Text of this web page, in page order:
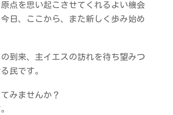
点を思い起こさせてくれるよい機会
日、ここから、また新しく歩み始め
到来、主イエスの訪れを待ち望みつ
民です。
みませんか？